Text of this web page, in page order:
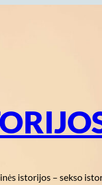
istorijos – sekso